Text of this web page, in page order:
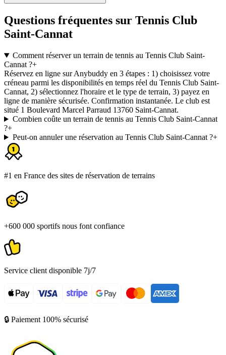
Questions fréquentes sur Tennis Club
Saint-Cannat
Comment réserver un terrain de tennis au Tennis Club Saint-
Cannat ?+
Réservez en ligne sur Anybuddy en 3 étapes : 1) choisissez votre
créneau parmi les disponibilités en temps réel du Tennis Club Saint-
Cannat, 2) sélectionnez l'horaire et le type de terrain, 3) payez en
ligne de manière sécurisée. Confirmation instantanée. Le club est
situé 1 Boulevard Marcel Parraud 13760 Saint-Cannat.
Combien coûte un terrain de tennis au Tennis Club Saint-Cannat
?+
Peut-on annuler une réservation au Tennis Club Saint-Cannat ?+
#1 en France des sites de réservation de terrains
+600 000 sportifs nous font confiance
Service client disponible 7j/7
🔒 Paiement 100% sécurisé